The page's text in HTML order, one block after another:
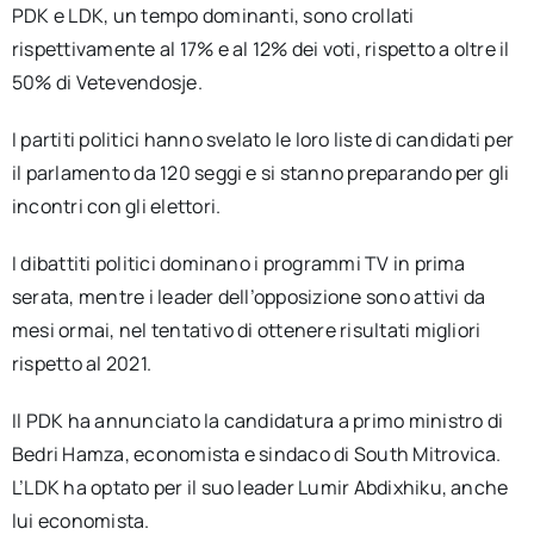
PDK e LDK, un tempo dominanti, sono crollati
rispettivamente al 17% e al 12% dei voti, rispetto a oltre il
50% di Vetevendosje.
I partiti politici hanno svelato le loro liste di candidati per
il parlamento da 120 seggi e si stanno preparando per gli
incontri con gli elettori.
I dibattiti politici dominano i programmi TV in prima
serata, mentre i leader dell’opposizione sono attivi da
mesi ormai, nel tentativo di ottenere risultati migliori
rispetto al 2021.
Il PDK ha annunciato la candidatura a primo ministro di
Bedri Hamza, economista e sindaco di South Mitrovica.
L’LDK ha optato per il suo leader Lumir Abdixhiku, anche
lui economista.